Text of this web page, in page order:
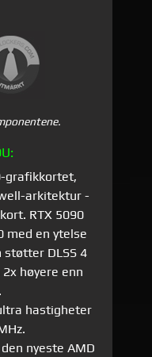
grafikkortet,
arkitektur -
RTX 5090
med en ytelse
støtter DLSS 4
høyere enn
hastigheter
nyeste AMD